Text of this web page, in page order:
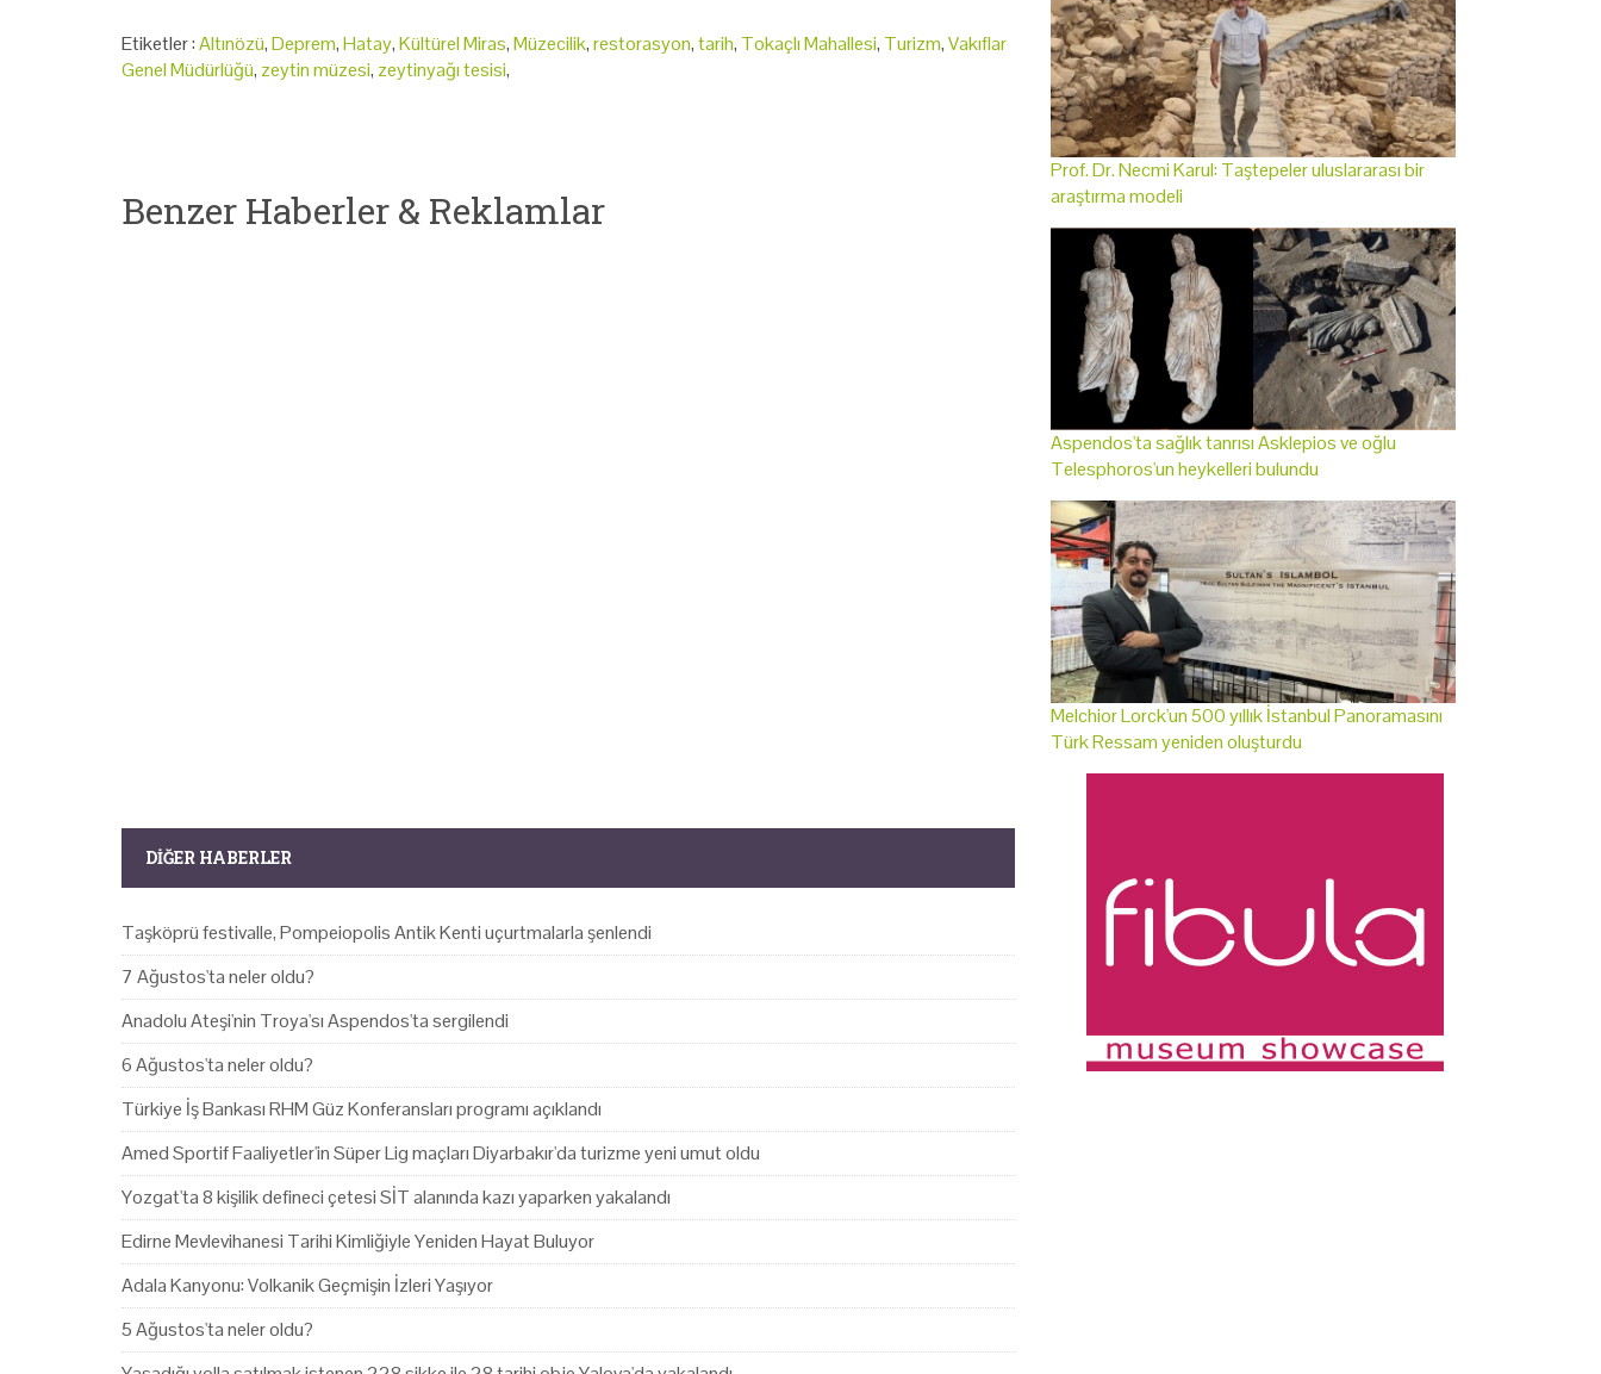
Etiketler :Altınözü,Deprem,Hatay,Kültürel Miras,Müzecilik,restorasyon,tarih, Tokaçlı Mahallesi, Turizm,Vakıflar
Genel Müdürlüğü, zeytin müzesi, zeytinyağı tesisi,
Benzer Haberler & Reklamlar
DIĞER HABERLER
Taşköprü festivalle, Pompeiopolis Antik Kenti uçurtmalarla şenlendi
7 Ağustos'ta neler oldu?
Anadolu Ateşi'nin Troya'sı Aspendos'ta sergilendi
6 Ağustos'ta neler oldu?
Türkiye İş Bankası RHM Güz Konferansları programı açıklandı
Amed Sportif Faaliyetler'in Süper Lig maçları Diyarbakır'da turizme yeni umut oldu
Yozgat'ta 8 kişilik defineci çetesi SİT alanında kazı yaparken yakalandı
Edirne Mevlevihanesi Tarihi Kimliğiyle Yeniden Hayat Buluyor
Adala Kanyonu: Volkanik Geçmişin İzleri Yaşıyor
5 Ağustos'ta neler oldu?
Prof. Dr. Necmi Karul: Taştepeler uluslararası bir
araştırma modeli
Aspendos'ta sağlık tanrısı Asklepios ve oğlu
Telesphoros'un heykelleri bulundu
Melchior Lorck'un 500 yıllık İstanbul Panoramasını
Türk Ressam yeniden oluşturdu